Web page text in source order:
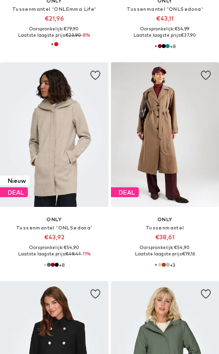
Tussenmantel 'ONLEmma Life'
€21,96
Oorspronkelijk: €79,90
Laatste laagste prijs:€23,90-8%
Tussenmantel 'ONLSedona'
€43,11
Oorspronkelijk: €54,99
Laatste laagste prijs:€37,90
+8
Nieuw
DEAL
ONLY
Tussenmantel 'ONLSedona'
€43,92
Oorspronkelijk: €54,90
Laatste laagste prijs:€49,41-11%
+8
DEAL
ONLY
Tussenmantel
€38,61
Oorspronkelijk: €54,90
Laatste laagste prijs:€19,16
+3